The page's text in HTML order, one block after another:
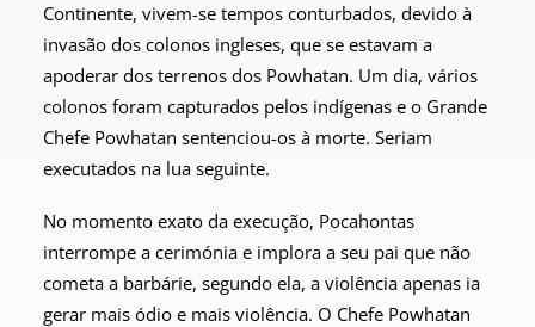
Continente, vivem-se tempos conturbados, devido à
invasão dos colonos ingleses, que se estavam a
apoderar dos terrenos dos Powhatan. Um dia, vários
colonos foram capturados pelos indígenas e o Grande
Chefe Powhatan sentenciou-os à morte. Seriam
executados na lua seguinte.
No momento exato da execução, Pocahontas
interrompe a cerimónia e implora a seu pai que não
cometa a barbárie, segundo ela, a violência apenas ia
gerar mais ódio e mais violência. O Chefe Powhatan